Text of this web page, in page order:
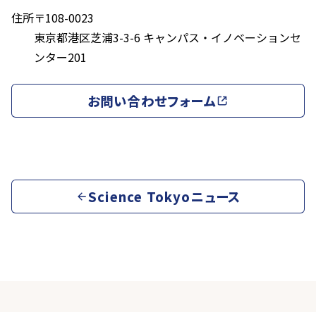
住所〒108-0023
東京都港区芝浦3-3-6 キャンパス・イノベーションセ
ンター201
お問い合わせフォーム
Science Tokyoニュース